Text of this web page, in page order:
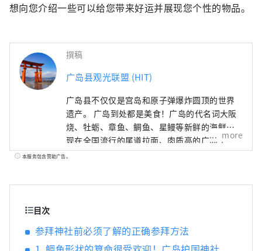
想向您介绍一些可以给您带来好运并展现您个性的物品。
撰稿
广岛县观光联盟 (HIT)
广岛县不仅仅是宫岛和原子弹爆炸圆顶的世界
遗产。 广岛到处都是美食！广岛的代名词大阪
烧、牡蛎、章鱼、鲷鱼、星鳗等新鲜的海鲜、
现在全国流行的尾道拉面、肉质高的广岛牛
肉、手工荞麦面、柠檬和橙子，是日本最大的
炸圆顶屋并不是唯一的景点，还有很多方法可
以享受它。
more
本服务包含赞助广告。
目次
参拜神社前必须了解的正确参拜方法